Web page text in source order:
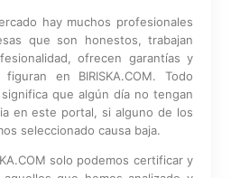
hay muchos profesionales
que son honestos, trabajan
ofrecen garantías y
en BIRISKA.COM. Todo
que algún día no tengan
en este portal, si alguno de los
seleccionado causa baja.
solo podemos certificar y